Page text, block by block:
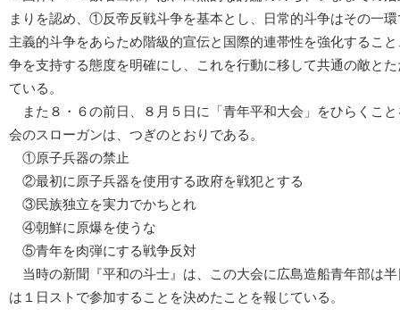
まりを認め、①反帝反戦斗争を基本とし、日常的斗争はその一
主義的斗争をあらため階級的宣伝と国際的連帯性を強化するこ
争を支持する態度を明確にし、これを行動に移して共通の敵と
ている。
また８・６の前日、８月５日に「青年平和大会」をひらくこ
会のスローガンは、つぎのとおりである。
①原子兵器の禁止
②最初に原子兵器を使用する政府を戦犯とする
③民族独立を実力でかちとれ
④朝鮮に原爆を使うな
⑤青年を肉弾にする戦争反対
当時の新聞『平和の斗士』は、この大会に広島造船青年部は
は１日ストで参加することを決めたことを報じている。